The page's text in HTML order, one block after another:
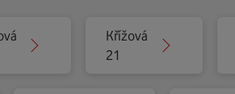
Křížová
21